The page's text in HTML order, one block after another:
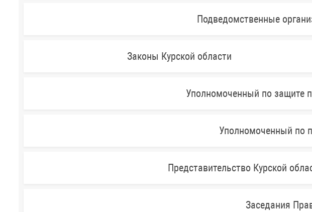
Подведомственные
Законы Курской области
Уполномоченный по защите
Уполномоченный по
Представительство Курской
Заседания